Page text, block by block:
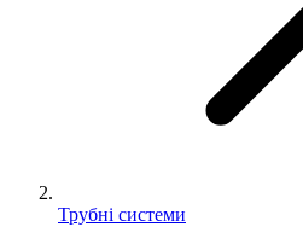
Трубні системи